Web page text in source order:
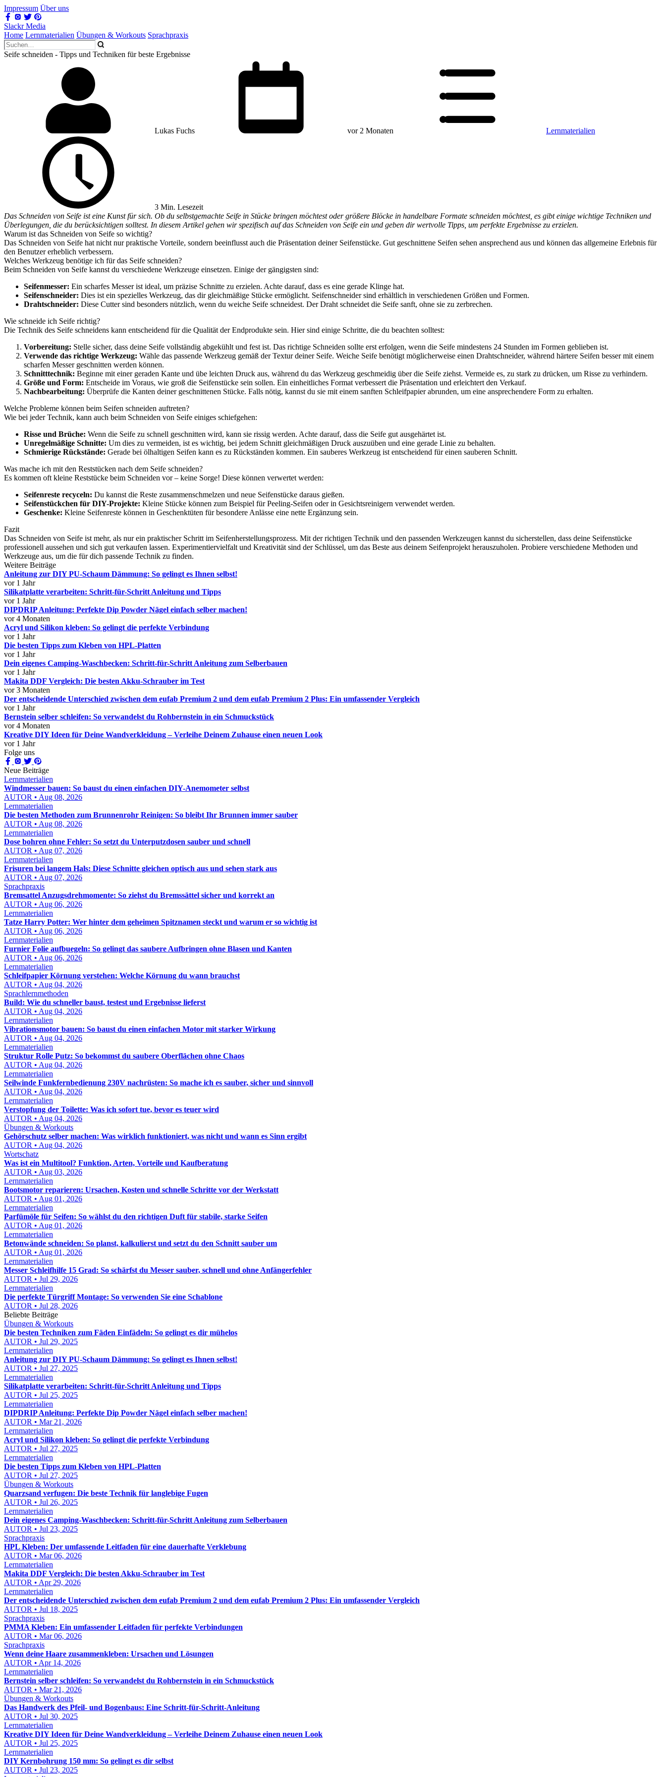
Impressum Über uns
Slackr Media
Home Lernmaterialien Übungen & Workouts Sprachpraxis
Seife schneiden - Tipps und Techniken für beste Ergebnisse
Lukas Fuchs vor 2 Monaten Lernmaterialien
3 Min. Lesezeit
Das Schneiden von Seife ist eine Kunst für sich. Ob du selbstgemachte Seife in Stücke bringen möchtest oder größere Blöcke in handelbare Formate schneiden möchtest, es gibt einige wichtige Techniken und
Überlegungen, die du berücksichtigen solltest. In diesem Artikel gehen wir spezifisch auf das Schneiden von Seife ein und geben dir wertvolle Tipps, um perfekte Ergebnisse zu erzielen.
Warum ist das Schneiden von Seife so wichtig?
Das Schneiden von Seife hat nicht nur praktische Vorteile, sondern beeinflusst auch die Präsentation deiner Seifenstücke. Gut geschnittene Seifen sehen ansprechend aus und können das allgemeine Erlebnis für
den Benutzer erheblich verbessern.
Welches Werkzeug benötige ich für das Seife schneiden?
Beim Schneiden von Seife kannst du verschiedene Werkzeuge einsetzen. Einige der gängigsten sind:
Seifenmesser: Ein scharfes Messer ist ideal, um präzise Schnitte zu erzielen. Achte darauf, dass es eine gerade Klinge hat.
Seifenschneider: Dies ist ein spezielles Werkzeug, das dir gleichmäßige Stücke ermöglicht. Seifenschneider sind erhältlich in verschiedenen Größen und Formen.
Drahtschneider: Diese Cutter sind besonders nützlich, wenn du weiche Seife schneidest. Der Draht schneidet die Seife sanft, ohne sie zu zerbrechen.
Wie schneide ich Seife richtig?
Die Technik des Seife schneidens kann entscheidend für die Qualität der Endprodukte sein. Hier sind einige Schritte, die du beachten solltest:
Vorbereitung: Stelle sicher, dass deine Seife vollständig abgekühlt und fest ist. Das richtige Schneiden sollte erst erfolgen, wenn die Seife mindestens 24 Stunden im Formen geblieben ist.
Verwende das richtige Werkzeug: Wähle das passende Werkzeug gemäß der Textur deiner Seife. Weiche Seife benötigt möglicherweise einen Drahtschneider, während härtere Seifen besser mit einem
scharfen Messer geschnitten werden können.
Schnitttechnik: Beginne mit einer geraden Kante und übe leichten Druck aus, während du das Werkzeug geschmeidig über die Seife ziehst. Vermeide es, zu stark zu drücken, um Risse zu verhindern.
Größe und Form: Entscheide im Voraus, wie groß die Seifenstücke sein sollen. Ein einheitliches Format verbessert die Präsentation und erleichtert den Verkauf.
Nachbearbeitung: Überprüfe die Kanten deiner geschnittenen Stücke. Falls nötig, kannst du sie mit einem sanften Schleifpapier abrunden, um eine ansprechendere Form zu erhalten.
Welche Probleme können beim Seifen schneiden auftreten?
Wie bei jeder Technik, kann auch beim Schneiden von Seife einiges schiefgehen:
Risse und Brüche: Wenn die Seife zu schnell geschnitten wird, kann sie rissig werden. Achte darauf, dass die Seife gut ausgehärtet ist.
Unregelmäßige Schnitte: Um dies zu vermeiden, ist es wichtig, bei jedem Schnitt gleichmäßigen Druck auszuüben und eine gerade Linie zu behalten.
Schmierige Rückstände: Gerade bei ölhaltigen Seifen kann es zu Rückständen kommen. Ein sauberes Werkzeug ist entscheidend für einen sauberen Schnitt.
Was mache ich mit den Reststücken nach dem Seife schneiden?
Es kommen oft kleine Reststücke beim Schneiden vor – keine Sorge! Diese können verwertet werden:
Seifenreste recyceln: Du kannst die Reste zusammenschmelzen und neue Seifenstücke daraus gießen.
Seifenstückchen für DIY-Projekte: Kleine Stücke können zum Beispiel für Peeling-Seifen oder in Gesichtsreinigern verwendet werden.
Geschenke: Kleine Seifenreste können in Geschenktüten für besondere Anlässe eine nette Ergänzung sein.
Fazit
Das Schneiden von Seife ist mehr, als nur ein praktischer Schritt im Seifenherstellungsprozess. Mit der richtigen Technik und den passenden Werkzeugen kannst du sicherstellen, dass deine Seifenstücke
professionell aussehen und sich gut verkaufen lassen. Experimentiervielfalt und Kreativität sind der Schlüssel, um das Beste aus deinem Seifenprojekt herauszuholen. Probiere verschiedene Methoden und
Werkzeuge aus, um die für dich passende Technik zu finden.
Weitere Beiträge
Anleitung zur DIY PU-Schaum Dämmung: So gelingt es Ihnen selbst!
vor 1 Jahr
Silikatplatte verarbeiten: Schritt-für-Schritt Anleitung und Tipps
vor 1 Jahr
DIPDRIP Anleitung: Perfekte Dip Powder Nägel einfach selber machen!
vor 4 Monaten
Acryl und Silikon kleben: So gelingt die perfekte Verbindung
vor 1 Jahr
Die besten Tipps zum Kleben von HPL-Platten
vor 1 Jahr
Dein eigenes Camping-Waschbecken: Schritt-für-Schritt Anleitung zum Selberbauen
vor 1 Jahr
Makita DDF Vergleich: Die besten Akku-Schrauber im Test
vor 3 Monaten
Der entscheidende Unterschied zwischen dem eufab Premium 2 und dem eufab Premium 2 Plus: Ein umfassender Vergleich
vor 1 Jahr
Bernstein selber schleifen: So verwandelst du Rohbernstein in ein Schmuckstück
vor 4 Monaten
Kreative DIY Ideen für Deine Wandverkleidung – Verleihe Deinem Zuhause einen neuen Look
vor 1 Jahr
Folge uns
Neue Beiträge
Lernmaterialien
Windmesser bauen: So baust du einen einfachen DIY-Anemometer selbst
AUTOR • Aug 08, 2026
Lernmaterialien
Die besten Methoden zum Brunnenrohr Reinigen: So bleibt Ihr Brunnen immer sauber
AUTOR • Aug 08, 2026
Lernmaterialien
Dose bohren ohne Fehler: So setzt du Unterputzdosen sauber und schnell
AUTOR • Aug 07, 2026
Lernmaterialien
Frisuren bei langem Hals: Diese Schnitte gleichen optisch aus und sehen stark aus
AUTOR • Aug 07, 2026
Sprachpraxis
Bremsattel Anzugsdrehmomente: So ziehst du Bremssättel sicher und korrekt an
AUTOR • Aug 06, 2026
Lernmaterialien
Tatze Harry Potter: Wer hinter dem geheimen Spitznamen steckt und warum er so wichtig ist
AUTOR • Aug 06, 2026
Lernmaterialien
Furnier Folie aufbuegeln: So gelingt das saubere Aufbringen ohne Blasen und Kanten
AUTOR • Aug 06, 2026
Lernmaterialien
Schleifpapier Körnung verstehen: Welche Körnung du wann brauchst
AUTOR • Aug 04, 2026
Sprachlernmethoden
Build: Wie du schneller baust, testest und Ergebnisse lieferst
AUTOR • Aug 04, 2026
Lernmaterialien
Vibrationsmotor bauen: So baust du einen einfachen Motor mit starker Wirkung
AUTOR • Aug 04, 2026
Lernmaterialien
Struktur Rolle Putz: So bekommst du saubere Oberflächen ohne Chaos
AUTOR • Aug 04, 2026
Lernmaterialien
Seilwinde Funkfernbedienung 230V nachrüsten: So mache ich es sauber, sicher und sinnvoll
AUTOR • Aug 04, 2026
Lernmaterialien
Verstopfung der Toilette: Was ich sofort tue, bevor es teuer wird
AUTOR • Aug 04, 2026
Übungen & Workouts
Gehörschutz selber machen: Was wirklich funktioniert, was nicht und wann es Sinn ergibt
AUTOR • Aug 04, 2026
Wortschatz
Was ist ein Multitool? Funktion, Arten, Vorteile und Kaufberatung
AUTOR • Aug 03, 2026
Lernmaterialien
Bootsmotor reparieren: Ursachen, Kosten und schnelle Schritte vor der Werkstatt
AUTOR • Aug 01, 2026
Lernmaterialien
Parfümöle für Seifen: So wählst du den richtigen Duft für stabile, starke Seifen
AUTOR • Aug 01, 2026
Lernmaterialien
Betonwände schneiden: So planst, kalkulierst und setzt du den Schnitt sauber um
AUTOR • Aug 01, 2026
Lernmaterialien
Messer Schleifhilfe 15 Grad: So schärfst du Messer sauber, schnell und ohne Anfängerfehler
AUTOR • Jul 29, 2026
Lernmaterialien
Die perfekte Türgriff Montage: So verwenden Sie eine Schablone
AUTOR • Jul 28, 2026
Beliebte Beiträge
Übungen & Workouts
Die besten Techniken zum Fäden Einfädeln: So gelingt es dir mühelos
AUTOR • Jul 29, 2025
Lernmaterialien
Anleitung zur DIY PU-Schaum Dämmung: So gelingt es Ihnen selbst!
AUTOR • Jul 27, 2025
Lernmaterialien
Silikatplatte verarbeiten: Schritt-für-Schritt Anleitung und Tipps
AUTOR • Jul 25, 2025
Lernmaterialien
DIPDRIP Anleitung: Perfekte Dip Powder Nägel einfach selber machen!
AUTOR • Mar 21, 2026
Lernmaterialien
Acryl und Silikon kleben: So gelingt die perfekte Verbindung
AUTOR • Jul 27, 2025
Lernmaterialien
Die besten Tipps zum Kleben von HPL-Platten
AUTOR • Jul 27, 2025
Übungen & Workouts
Quarzsand verfugen: Die beste Technik für langlebige Fugen
AUTOR • Jul 26, 2025
Lernmaterialien
Dein eigenes Camping-Waschbecken: Schritt-für-Schritt Anleitung zum Selberbauen
AUTOR • Jul 23, 2025
Sprachpraxis
HPL Kleben: Der umfassende Leitfaden für eine dauerhafte Verklebung
AUTOR • Mar 06, 2026
Lernmaterialien
Makita DDF Vergleich: Die besten Akku-Schrauber im Test
AUTOR • Apr 29, 2026
Lernmaterialien
Der entscheidende Unterschied zwischen dem eufab Premium 2 und dem eufab Premium 2 Plus: Ein umfassender Vergleich
AUTOR • Jul 18, 2025
Sprachpraxis
PMMA Kleben: Ein umfassender Leitfaden für perfekte Verbindungen
AUTOR • Mar 06, 2026
Sprachpraxis
Wenn deine Haare zusammenkleben: Ursachen und Lösungen
AUTOR • Apr 14, 2026
Lernmaterialien
Bernstein selber schleifen: So verwandelst du Rohbernstein in ein Schmuckstück
AUTOR • Mar 21, 2026
Übungen & Workouts
Das Handwerk des Pfeil- und Bogenbaus: Eine Schritt-für-Schritt-Anleitung
AUTOR • Jul 30, 2025
Lernmaterialien
Kreative DIY Ideen für Deine Wandverkleidung – Verleihe Deinem Zuhause einen neuen Look
AUTOR • Jul 25, 2025
Lernmaterialien
DIY Kernbohrung 150 mm: So gelingt es dir selbst
AUTOR • Jul 23, 2025